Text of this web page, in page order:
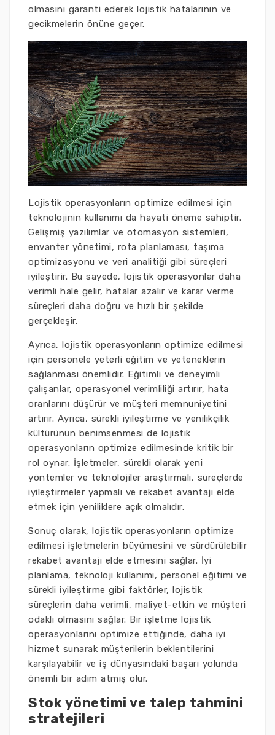
olmasını garanti ederek lojistik hatalarının ve
gecikmelerin önüne geçer.
Lojistik operasyonların optimize edilmesi için
teknolojinin kullanımı da hayati öneme sahiptir.
Gelişmiş yazılımlar ve otomasyon sistemleri,
envanter yönetimi, rota planlaması, taşıma
optimizasyonu ve veri analitiği gibi süreçleri
iyileştirir. Bu sayede, lojistik operasyonlar daha
verimli hale gelir, hatalar azalır ve karar verme
süreçleri daha doğru ve hızlı bir şekilde
gerçekleşir.
Ayrıca, lojistik operasyonların optimize edilmesi
için personele yeterli eğitim ve yeteneklerin
sağlanması önemlidir. Eğitimli ve deneyimli
çalışanlar, operasyonel verimliliği artırır, hata
oranlarını düşürür ve müşteri memnuniyetini
artırır. Ayrıca, sürekli iyileştirme ve yenilikçilik
kültürünün benimsenmesi de lojistik
operasyonların optimize edilmesinde kritik bir
rol oynar. İşletmeler, sürekli olarak yeni
yöntemler ve teknolojiler araştırmalı, süreçlerde
iyileştirmeler yapmalı ve rekabet avantajı elde
etmek için yeniliklere açık olmalıdır.
Sonuç olarak, lojistik operasyonların optimize
edilmesi işletmelerin büyümesini ve sürdürülebilir
rekabet avantajı elde etmesini sağlar. İyi
planlama, teknoloji kullanımı, personel eğitimi ve
sürekli iyileştirme gibi faktörler, lojistik
süreçlerin daha verimli, maliyet-etkin ve müşteri
odaklı olmasını sağlar. Bir işletme lojistik
operasyonlarını optimize ettiğinde, daha iyi
hizmet sunarak müşterilerin beklentilerini
karşılayabilir ve iş dünyasındaki başarı yolunda
önemli bir adım atmış olur.
Stok yönetimi ve talep tahmini
stratejileri